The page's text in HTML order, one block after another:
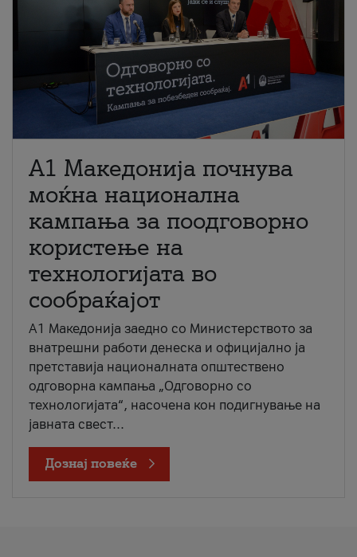
A1 Македонија почнува
моќна национална
кампања за поодговорно
користење на
технологијата во
сообраќајот
A1 Македонија заедно со Министерството за
внатрешни работи денеска и официјално ја
претставија националната општествено
одговорна кампања „Одговорно со
технологијата“, насочена кон подигнување на
јавната свест...
Дознај повеќе